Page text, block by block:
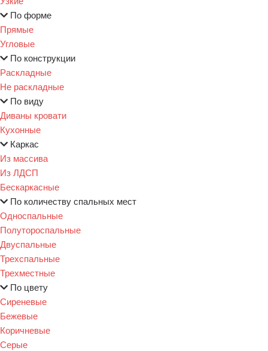
По форме
Прямые
Угловые
По конструкции
Раскладные
Не раскладные
По виду
Диваны кровати
Кухонные
Каркас
Из массива
Из ЛДСП
Бескаркасные
По количеству спальных мест
Односпальные
Полутороспальные
Двуспальные
Трехспальные
Трехместные
По цвету
Сиреневые
Бежевые
Коричневые
Серые